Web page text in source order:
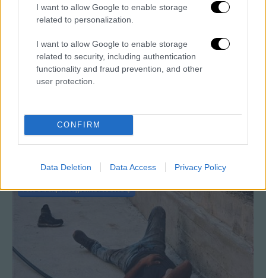
I want to allow Google to enable storage
related to personalization.
I want to allow Google to enable storage
related to security, including authentication
functionality and fraud prevention, and other
user protection.
CONFIRM
Data Deletion Data Access Privacy Policy
08/08/2026
Μεσημεριανό...| 07.08.2026 14:06
Μεσημεριανό δελτίο ειδήσεων
Κώστας Ασημακόπουλος